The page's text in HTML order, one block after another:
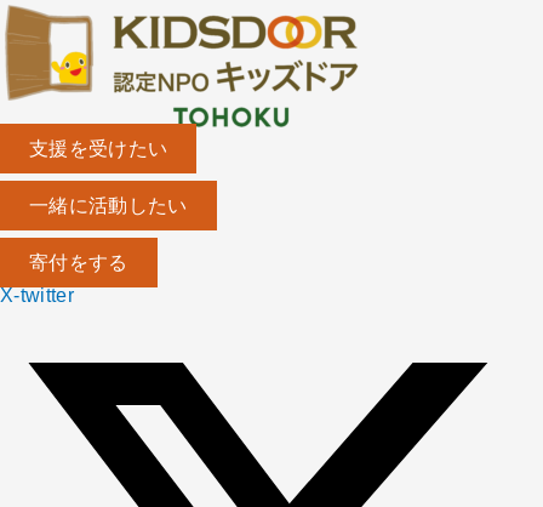
内
容
を
ッ
支援を受けたい
一緒に活動したい
寄付をする
X-twitter